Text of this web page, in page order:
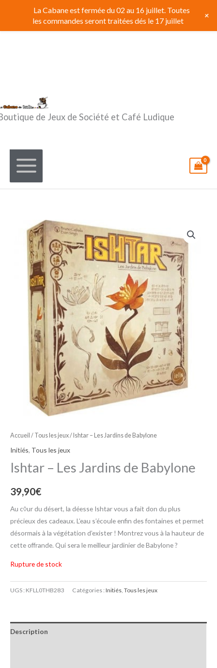
contenu
de Jeux de Société et Café Ludique
Accueil / Tous les jeux/ Ishtar – Les Jardins de Babylone
Initiés, Tous les jeux
Ishtar – Les Jardins de Babylone
39,90€
Au c◊ur du désert, la déesse Ishtar vous a fait don du plus
précieux des cadeaux. L’eau s’écoule enfin des fontaines et permet
désormais à la végétation d’exister ! Montrez vous à la hauteur de
cette offrande. Qui sera le meilleur jardinier de Babylone ?
Rupture de stock
UGS : KFLL0THB283 Catégories :Initiés ,Tous les jeux
Description
La Cabane est fermée du 02 au 16 juillet. Toutes
les commandes seront traitées dés le 17 juillet
+